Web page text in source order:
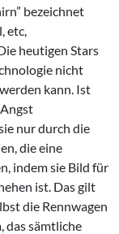
bezeichnet
etc,
heutigen Stars
nicht
kann. Ist
nur durch die
die eine
indem sie Bild für
ist. Das gilt
die Re­nnwagen
das sämtliche